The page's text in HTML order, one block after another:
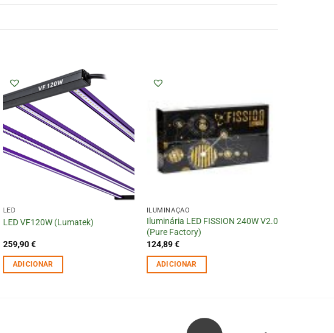
LED
LED VF120W (Lumatek)
259,90€
ADICIONAR
ILUMINAÇÃO
Iluminária LED FISSION 240W V2.0
(Pure Factory)
124,89€
ADICIONAR